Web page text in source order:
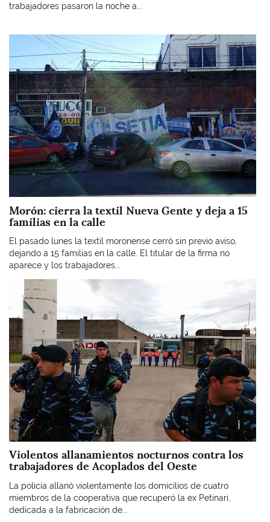
trabajadores pasaron la noche a...
Imagen
Morón: cierra la textil Nueva Gente y deja a 15
familias en la calle
El pasado lunes la textil moronense cerró sin previo aviso,
dejando a 15 familias en la calle. El titular de la firma no
aparece y los trabajadores...
Violentos allanamientos nocturnos contra los
trabajadores de Acoplados del Oeste
La policía allanó violentamente los domicilios de cuatro
miembros de la cooperativa que recuperó la ex Petinari,
dedicada a la fabricación de...